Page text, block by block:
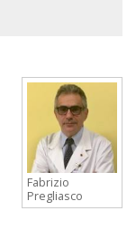
Fabrizio
Pregliasco